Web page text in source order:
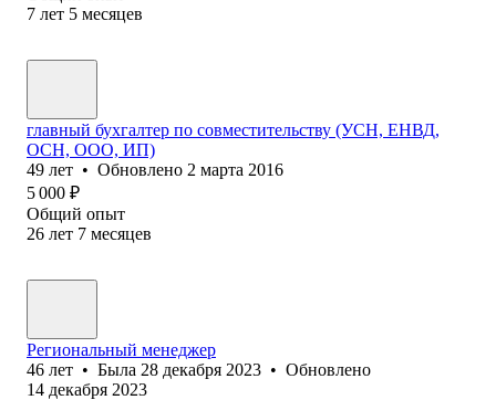
7 лет 5 месяцев
главный бухгалтер по совместительству (УСН, ЕНВД,
ОСН, ООО, ИП)
49 лет • Обновлено 2 марта 2016
5 000 ₽
Общий опыт
26 лет 7 месяцев
Региональный менеджер
46 лет • Была 28 декабря 2023 • Обновлено
14 декабря 2023